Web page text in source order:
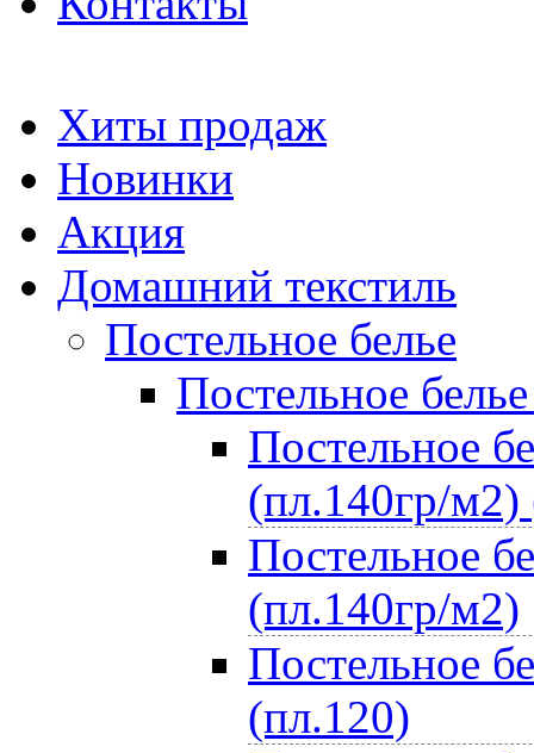
Хиты продаж
Новинки
Акция
Домашний текстиль
Постельное белье
Постельное
Постельное
(пл.140гр/м2)
Постельное
(пл.140гр/м2)
Постельное
(пл.120)